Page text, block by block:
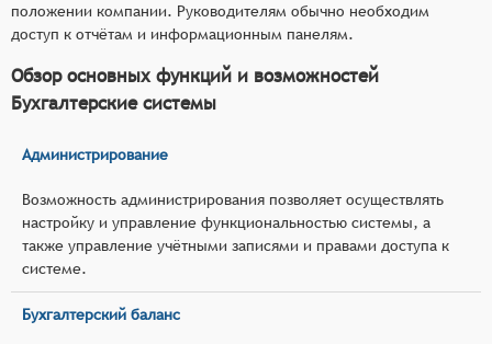
положении компании. Руководителям обычно необходим
доступ к отчётам и информационным панелям.
Обзор основных функций и возможностей
Бухгалтерские системы
Администрирование
Возможность администрирования позволяет осуществлять
настройку и управление функциональностью системы, а
также управление учётными записями и правами доступа к
системе.
Бухгалтерский баланс